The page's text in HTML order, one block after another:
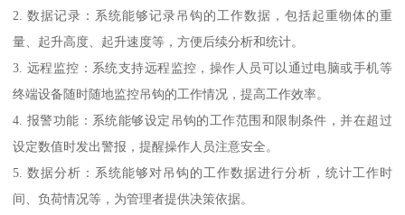
2. 数据记录：系统能够记录吊钩的工作数据，包括起重物体的重
量、起升高度、起升速度等，方便后续分析和统计。
3. 远程监控：系统支持远程监控，操作人员可以通过电脑或手机等
终端设备随时随地监控吊钩的工作情况，提高工作效率。
4. 报警功能：系统能够设定吊钩的工作范围和限制条件，并在超过
设定数值时发出警报，提醒操作人员注意安全。
5. 数据分析：系统能够对吊钩的工作数据进行分析，统计工作时
间、负荷情况等，为管理者提供决策依据。